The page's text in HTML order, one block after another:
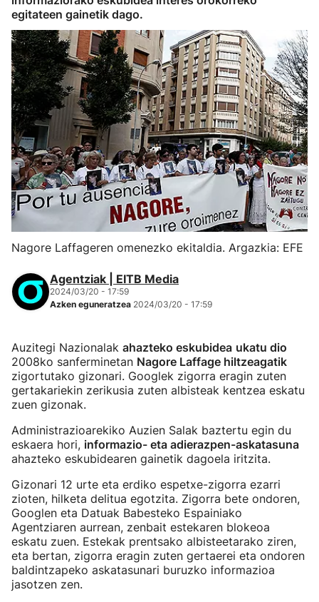
egitateen gainetik dago.
Nagore Laffageren omenezko ekitaldia. Argazkia: EFE
Agentziak | EITB Media
2024/03/20 - 17:59
Azken eguneratzea 2024/03/20 - 17:59
Auzitegi Nazionalak ahazteko eskubidea ukatu dio
2008ko sanferminetan Nagore Laffage hiltzeagatik
zigortutako gizonari. Googlek zigorra eragin zuten
gertakariekin zerikusia zuten albisteak kentzea eskatu
zuen gizonak.
Administrazioarekiko Auzien Salak baztertu egin du
eskaera hori, informazio- eta adierazpen-askatasuna
ahazteko eskubidearen gainetik dagoela iritzita.
Gizonari 12 urte eta erdiko espetxe-zigorra ezarri
zioten, hilketa delitua egotzita. Zigorra bete ondoren,
Googlen eta Datuak Babesteko Espainiako
Agentziaren aurrean, zenbait estekaren blokeoa
eskatu zuen. Estekak prentsako albisteetarako ziren,
eta bertan, zigorra eragin zuten gertaerei eta ondoren
baldintzapeko askatasunari buruzko informazioa
jasotzen zen.